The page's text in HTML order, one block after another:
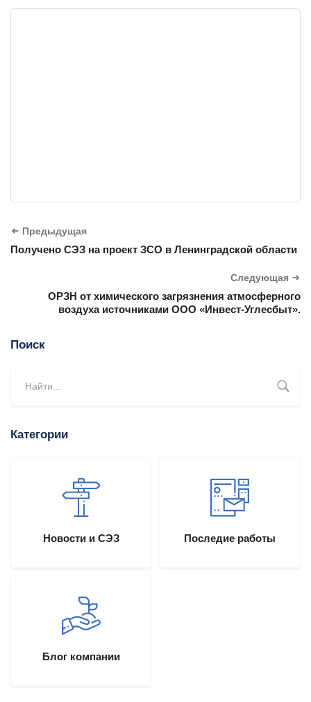
Предыдущая
Получено СЭЗ на проект ЗСО в Ленинградской области
Следующая
ОРЗН от химического загрязнения атмосферного
воздуха источниками ООО «Инвест-Углесбыт».
Поиск
Категории
Новости и СЭЗ Последие работы
Блог компании